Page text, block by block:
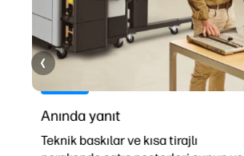
Yeni fırsatları yakalayın
Çift taraflı, kısa tirajlı perakende